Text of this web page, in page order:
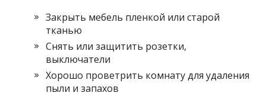
Закрыть мебель пленкой или старой
тканью
Снять или защитить розетки,
выключатели
Хорошо проветрить комнату для удаления
пыли и запахов